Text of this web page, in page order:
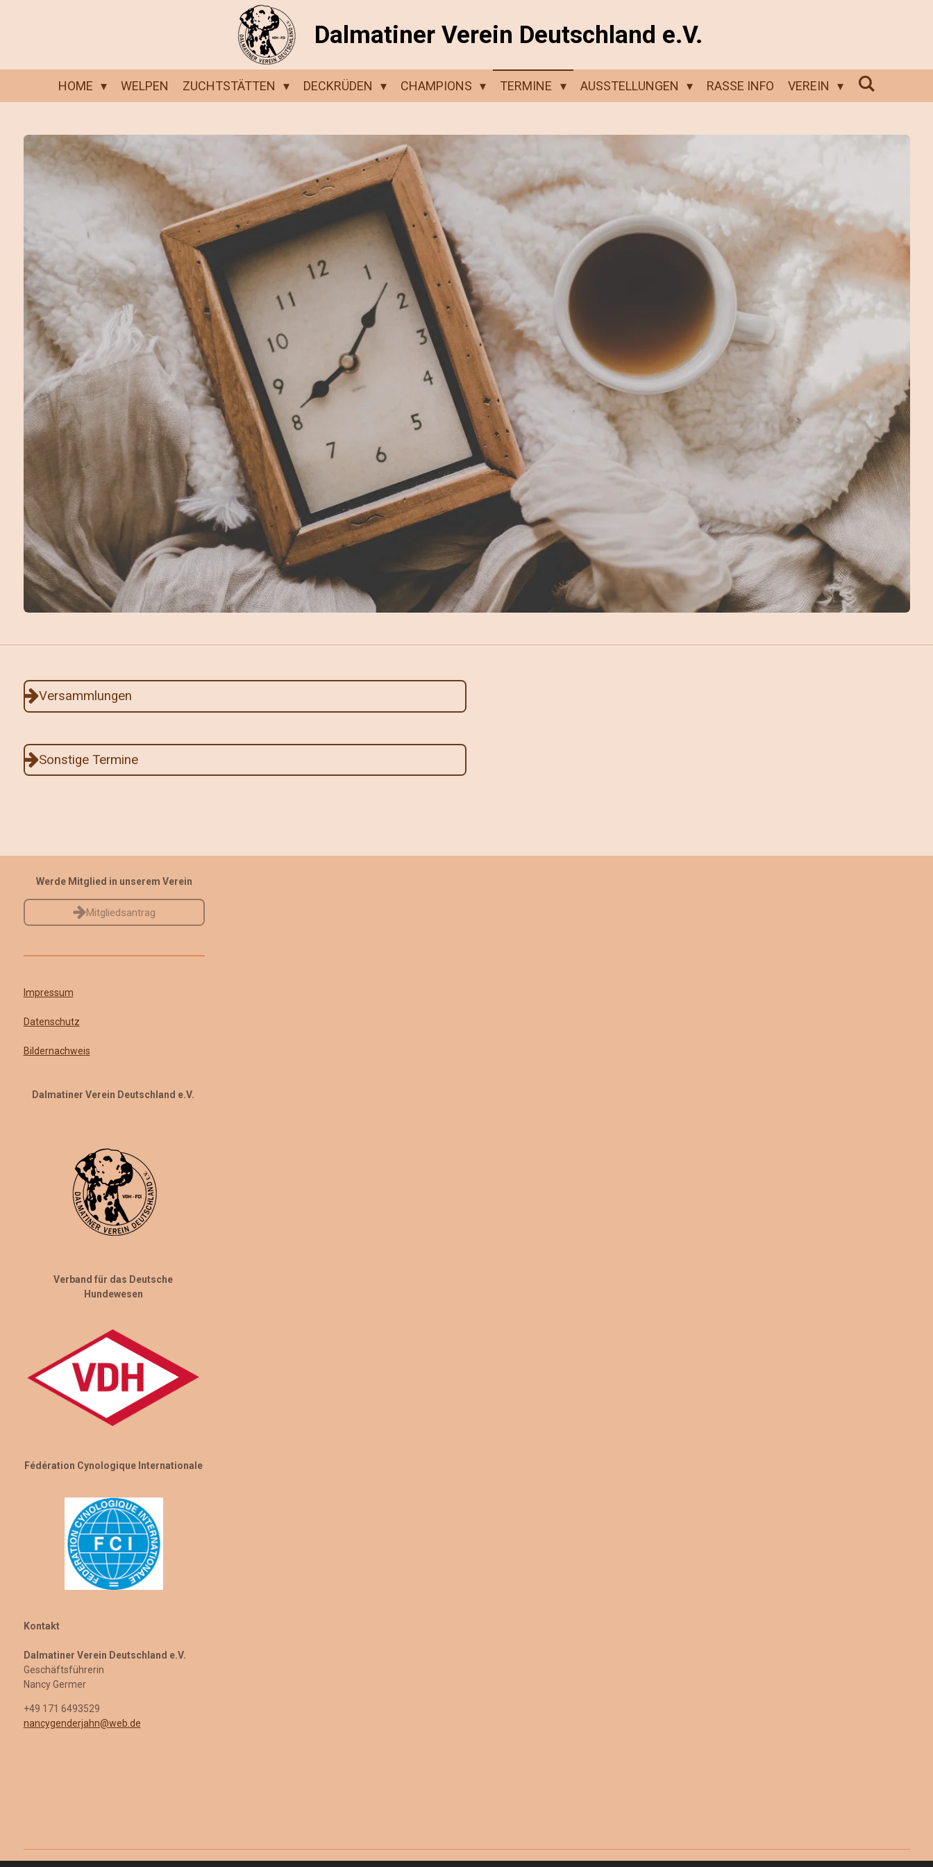
Dalmatiner Verein Deutschland e.V.
HOME WELPEN ZUCHTSTÄTTEN DECKRÜDEN CHAMPIONS TERMINE AUSSTELLUNGEN RASSE INFO VEREIN
Versammlungen
Sonstige Termine
Werde Mitglied in unserem Verein
Mitgliedsantrag
Impressum
Datenschutz
Bildernachweis
Dalmatiner Verein Deutschland e.V.
Verband für das Deutsche
Hundewesen
Fédération Cynologique Internationale
Kontakt
Dalmatiner Verein Deutschland e.V.
Geschäftsführerin
Nancy Germer
+49 171 6493529
nancygenderjahn@web.de